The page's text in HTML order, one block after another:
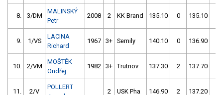
8. 3/DM
MALINSKÝ
Petr
2008 2 KK Brand 135.10 0 135.10
9. 1/VS
LACINA
Richard
1967 3+ Semily 140.10 0 136.90
10. 2/VM
MOŠTĚK
Ondřej
1982 3+ Trutnov 137.30 2 137.70
11. 2/V
POLLERT
2 USK Pha 146.90 2 137.20